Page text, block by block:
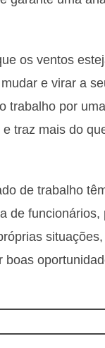
os ventos
e virar a
trabalho por
traz mais do
de trabalho
de funcionários,